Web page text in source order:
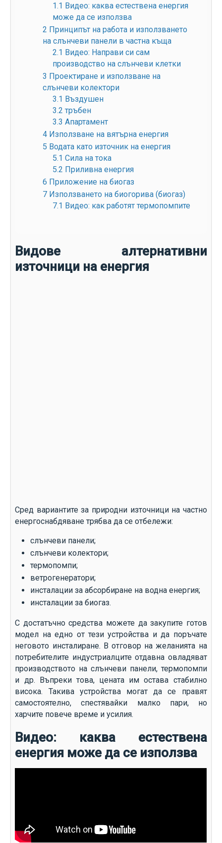
1.1 Видео: каква естествена енергия
може да се използва
2 Принципът на работа и използването
на слънчеви панели в частна къща
2.1 Видео: Направи си сам
производство на слънчеви клетки
3 Проектиране и използване на
слънчеви колектори
3.1 Въздушен
3.2 тръбен
3.3 Апартамент
4 Използване на вятърна енергия
5 Водата като източник на енергия
5.1 Сила на тока
5.2 Приливна енергия
6 Приложение на биогаз
7 Използването на биогорива (биогаз)
7.1 Видео: как работят термопомпите
Видове алтернативни
източници на енергия
Сред вариантите за природни източници на частно
енергоснабдяване трябва да се отбележи:
слънчеви панели;
слънчеви колектори;
термопомпи;
ветрогенератори;
инсталации за абсорбиране на водна енергия;
инсталации за биогаз.
С достатъчно средства можете да закупите готов
модел на едно от тези устройства и да поръчате
неговото инсталиране. В отговор на желанията на
потребителите индустриалците отдавна овладяват
производството на слънчеви панели, термопомпи
и др. Въпреки това, цената им остава стабилно
висока. Такива устройства могат да се правят
самостоятелно, спестявайки малко пари, но
харчите повече време и усилия.
Видео: каква естествена
енергия може да се използва